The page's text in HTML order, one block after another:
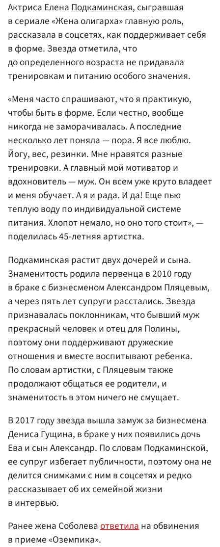
Актриса ЕленаПодкаминская, сыгравшая
в сериале «Жена олигарха» главную роль,
рассказала в соцсетях, как поддерживает себя
в форме. Звезда отметила, что
до определенного возраста не придавала
тренировкам и питанию особого значения.
«Меня часто спрашивают, что я практикую,
чтобы быть в форме. Если честно, вообще
никогда не заморачивалась. А последние
несколько лет поняла — пора. Я все люблю.
Йогу, вес, резинки. Мне нравятся разные
тренировки. А главный мой мотиватор и
вдохновитель — муж. Он всем уже круто владеет
и меня обучает. А я и рада. И да! Еще пью
теплую воду по индивидуальной системе
питания. Хлопот немало, но оно того стоит», —
поделилась 45-летняя артистка.
Подкаминская растит двух дочерей и сына.
Знаменитость родила первенца в 2010 году
в браке с бизнесменом Александром Пляцевым,
а через пять лет супруги расстались. Звезда
признавалась поклонникам, что бывший муж
прекрасный человек и отец для Полины,
поэтому они поддерживают дружеские
отношения и вместе воспитывают ребенка.
По словам артистки, с Пляцевым также
продолжают общаться ее родители, и
знаменитость в этом ничего не смущает.
В 2017 году звезда вышла замуж за бизнесмена
Дениса Гущина, в браке у них появились дочь
Ева и сын Александр. По словам Подкаминской,
ее супруг избегает публичности, поэтому она не
делится снимками с ним в соцсетях и редко
рассказывает об их семейной жизни
в интервью.
Ранее жена Соболеваответилана обвинения
в приеме «Оземпика».